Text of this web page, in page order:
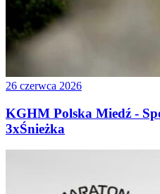
26 czerwca 2026
KGHM Polska Miedź -
3xŚnieżka